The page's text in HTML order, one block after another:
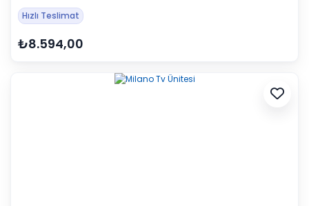
Hızlı Teslimat
₺8.594,00